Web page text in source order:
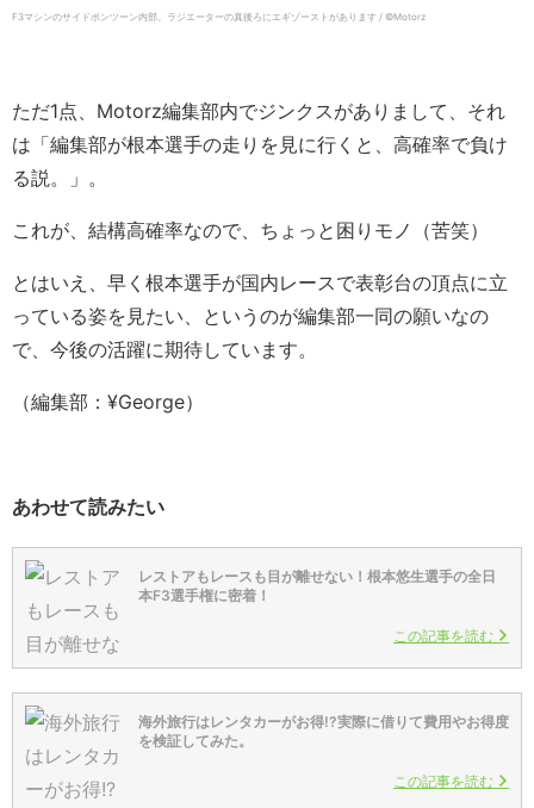
F3マシンのサイドポンツーン内部。ラジエーターの真後ろにエギゾーストがあります / ©️Motorz
ただ1点、Motorz編集部内でジンクスがありまして、それ
は「編集部が根本選手の走りを見に行くと、高確率で負け
る説。」。
これが、結構高確率なので、ちょっと困りモノ（苦笑）
とはいえ、早く根本選手が国内レースで表彰台の頂点に立
っている姿を見たい、というのが編集部一同の願いなの
で、今後の活躍に期待しています。
（編集部：¥George）
あわせて読みたい
レストアもレースも目が離せない！根本悠生選手の全日
本F3選手権に密着！
この記事を読む
海外旅行はレンタカーがお得!?実際に借りて費用やお得度
を検証してみた。
この記事を読む